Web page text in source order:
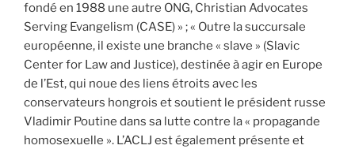
fondé en 1988 une autre ONG, Christian Advocates
Serving Evangelism (CASE) » ; « Outre la succursale
européenne, il existe une branche « slave » (Slavic
Center for Law and Justice), destinée à agir en Europe
de l’Est, qui noue des liens étroits avec les
conservateurs hongrois et soutient le président russe
Vladimir Poutine dans sa lutte contre la « propagande
homosexuelle ». L’ACLJ est également présente et